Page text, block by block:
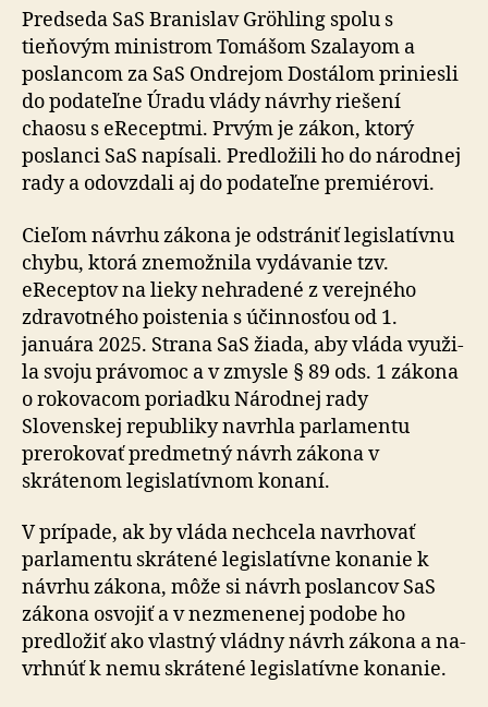
Predseda SaS Branislav Gröhling spolu s
tieňovým mi­nis­trom Tomášom Szalayom a
poslancom za SaS Ondrejom Dostálom priniesli
do podateľne Úradu vlády návrhy rie­še­ní
chaosu s eReceptmi. Prvým je zákon, ktorý
poslanci SaS napísali. Predložili ho do národnej
rady a odovzdali aj do podateľne premiérovi.
Cieľom návrhu zákona je odstrániť legislatívnu
chybu, ktorá znemožnila vydávanie tzv.
eReceptov na lieky nehradené z verejného
zdravotného poistenia s účin­nos­ťou od 1.
januára 2025. Strana SaS žiada, aby vláda vy­u­ži­
la svoju právomoc a v zmysle § 89 ods. 1 zákona
o ro­ko­va­com poriadku Národnej rady
Slovenskej republiky na­vr­hla parlamentu
prerokovať predmetný návrh zákona v
skrátenom legislatívnom konaní.
V prípade, ak by vláda nechcela navrhovať
parlamentu skrátené legislatívne konanie k
návrhu zákona, môže si návrh poslancov SaS
zákona osvojiť a v nezmenenej po­do­be ho
predložiť ako vlastný vládny návrh zákona a na­
vrh­núť k nemu skrátené legislatívne konanie.